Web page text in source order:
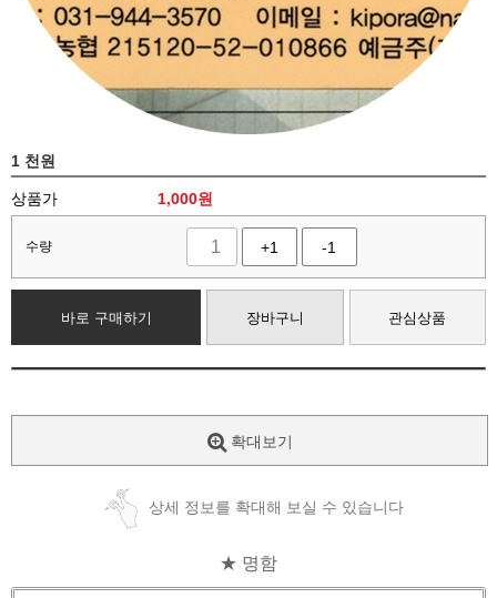
1 천원
상품가 1,000원
수량 +1 -1
바로 구매하기 장바구니 관심상품
확대보기
상세 정보를 확대해 보실 수 있습니다
★ 명함